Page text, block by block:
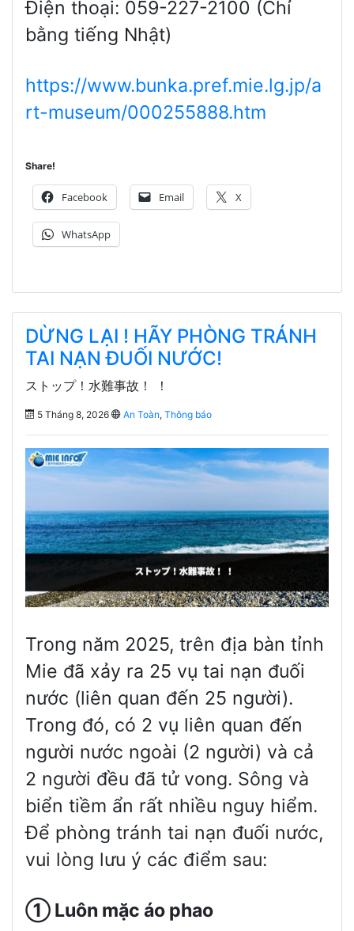
Điện thoại: 059-227-2100 (Chỉ
bằng tiếng Nhật)
https://www.bunka.pref.mie.lg.jp/a
rt-museum/000255888.htm
Share!
Facebook Email X
WhatsApp
DỪNG LẠI ! HÃY PHÒNG TRÁNH
TAI NẠN ĐUỐI NƯỚC!
ストップ！水難事故！ ！
5 Tháng 8, 2026 An Toàn, Thông báo
Trong năm 2025, trên địa bàn tỉnh
Mie đã xảy ra 25 vụ tai nạn đuối
nước (liên quan đến 25 người).
Trong đó, có 2 vụ liên quan đến
người nước ngoài (2 người) và cả
2 người đều đã tử vong. Sông và
biển tiềm ẩn rất nhiều nguy hiểm.
Để phòng tránh tai nạn đuối nước,
vui lòng lưu ý các điểm sau:
① Luôn mặc áo phao